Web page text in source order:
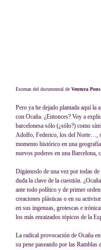
Escenas del documental de Ventura Pons
Pero ya he dejado plantada aquí la
con Ocaña. ¿Entonces? Voy a
barcelonesa sólo (¿sólo?) como
Adolfo, Federico, los del Norte…,
momento histórico en una
nuevos poderes en una Barcelona,
Digámoslo de una vez por todas
duda la clave de la cuestión.
ante todo político y de primer
creaciones plásticas o en su
en sus ingenuas, grotescas e
los más enraizados tópicos de la
La radical provocación de Ocaña
su pene paseando por las Ramblas